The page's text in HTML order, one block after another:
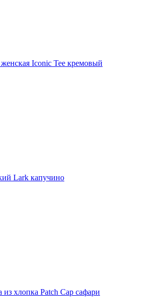
Iconic Tee кремовый
Lark капучино
из хлопка Patch Cap сафари